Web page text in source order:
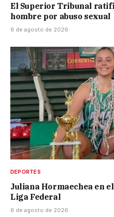
El Superior Tribunal
hombre por abuso sexual
6 de agosto de 2026
DEPORTES
Juliana Hormaechea en
Liga Federal
6 de agosto de 2026